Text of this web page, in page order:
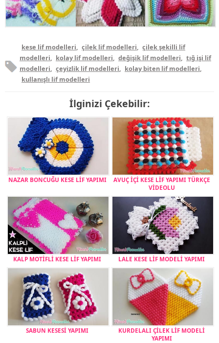
kese lif modelleri, çilek lif modelleri, çilek şekilli lif
modelleri, kolay lif modelleri, değişik lif modelleri, tığ işi lif
modelleri, çeyizlik lif modelleri, kolay biten lif modelleri,
kullanışlı lif modelleri
İlginizi Çekebilir:
NAZAR BONCUĞU KESE LİF YAPIMI
AVUÇ İÇİ KESE LİF YAPIMI TÜRKÇE
VİDEOLU
KALP MOTİFLİ KESE LİF YAPIMI LALE KESE LİF MODELİ YAPIMI
SABUN KESESİ YAPIMI
KURDELALI ÇİLEK LİF MODELİ
YAPIMI